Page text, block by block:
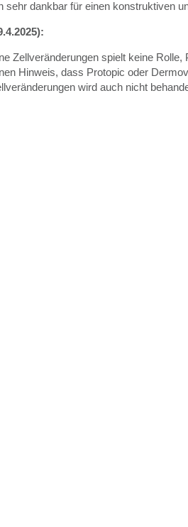
sehr dankbar für einen konstruktiven
Zellveränderungen spielt keine
Hinweis, dass Protopic oder
wird auch nicht